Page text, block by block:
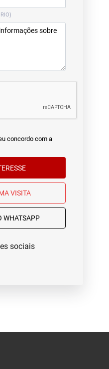
concordo com a
INTERESSE
UMA VISITA
WHATSAPP
sociais